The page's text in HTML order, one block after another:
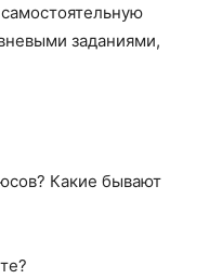
за­даниями,
Какие бывают